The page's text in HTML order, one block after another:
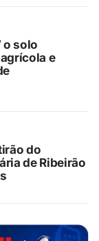
o solo
e
do
de Ribeirão